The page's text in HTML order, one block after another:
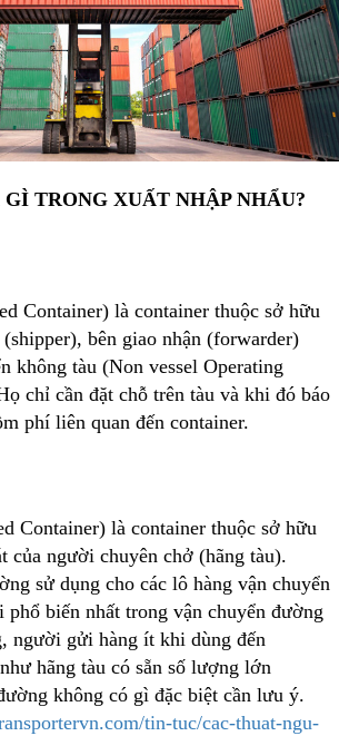
TRONG XUẤT NHẬP NHẨU?
Container) là container thuộc sở hữu
bên giao nhận (forwarder)
không tàu (Non vessel Operating
chỉ cần đặt chỗ trên tàu và khi đó báo
phí liên quan đến container.
Container) là container thuộc sở hữu
của người chuyên chở (hãng tàu).
sử dụng cho các lô hàng vận chuyển
phổ biến nhất trong vận chuyển đường
người gửi hàng ít khi dùng đến
hãng tàu có sẵn số lượng lớn
không có gì đặc biệt cần lưu ý.
tin-tuc/cac-thuat-ngu-